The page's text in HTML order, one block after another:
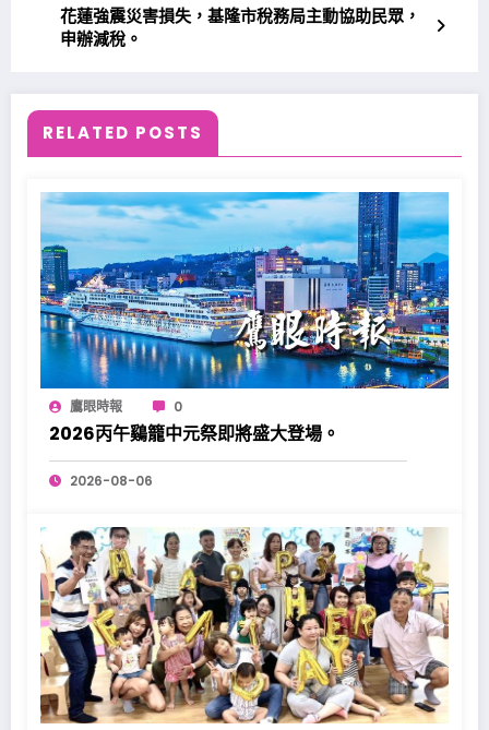
花蓮強震災害損失，基隆市稅務局主動協助民眾，
申辦減稅。
RELATED POSTS
鷹眼時報 0
2026丙午鷄籠中元祭即將盛大登場。
2026-08-06